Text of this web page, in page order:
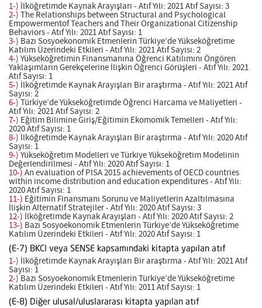
1-) İlköğretimde Kaynak Arayışları - Atıf Yılı: 2021 Atıf Sayısı: 3
2-) The Relationships between Structural and Psychological
Empowermentof Teachers and Their Organizational Citizenship
Behaviors - Atıf Yılı: 2021 Atıf Sayısı: 1
3-) Bazı Sosyoekonomik Etmenlerin Türkiye’de Yükseköğretime
Katılım Üzerindeki Etkileri - Atıf Yılı: 2021 Atıf Sayısı: 2
4-) Yükseköğretimin Finansmanına Öğrenci Katılımını Öngören
Yaklaşımların Gerekçelerine İlişkin Öğrenci Görüşleri - Atıf Yılı: 2021
Atıf Sayısı: 1
5-) İlköğretimde Kaynak Arayışları Bir araştırma - Atıf Yılı: 2021 Atıf
Sayısı: 2
6-) Türkiye’de Yükseköğretimde Öğrenci Harcama ve Maliyetleri -
Atıf Yılı: 2021 Atıf Sayısı: 2
7-) Eğitim Bilimine Giriş/Eğitimin Ekomomik Temelleri - Atıf Yılı:
2020 Atıf Sayısı: 1
8-) İlköğretimde Kaynak Arayışları Bir araştırma - Atıf Yılı: 2020 Atıf
Sayısı: 1
9-) Yükseköğretim Modelleri ve Türkiye Yükseköğretim Modelinin
Değerlendirilmesi - Atıf Yılı: 2020 Atıf Sayısı: 1
10-) An evaluation of PISA 2015 achievements of OECD countries
within income distribution and education expenditures - Atıf Yılı:
2020 Atıf Sayısı: 1
11-) Eğitimin Finansmanı Sorunu ve Maliyetlerin Azaltılmasına
İlişkin Alternatif Stratejiler - Atıf Yılı: 2020 Atıf Sayısı: 3
12-) İlköğretimde Kaynak Arayışları - Atıf Yılı: 2020 Atıf Sayısı: 2
13-) Bazı Sosyoekonomik Etmenlerin Türkiye’de Yükseköğretime
Katılım Üzerindeki Etkileri - Atıf Yılı: 2020 Atıf Sayısı: 1
(E-7) BKCI veya SENSE kapsamındaki kitapta yapılan atıf
1-) İlköğretimde Kaynak Arayışları Bir araştırma - Atıf Yılı: 2021 Atıf
Sayısı: 1
2-) Bazı Sosyoekonomik Etmenlerin Türkiye’de Yükseköğretime
Katılım Üzerindeki Etkileri - Atıf Yılı: 2011 Atıf Sayısı: 1
(E-8) Diğer ulusal/uluslararası kitapta yapılan atıf